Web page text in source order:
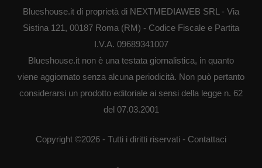
Blueshouse.it di proprietà di NEXTMEDIAWEB SRL - Via
Sistina 121, 00187 Roma (RM) - Codice Fiscale e Partita
I.V.A. 09689341007
Blueshouse.it non è una testata giornalistica, in quanto
viene aggiornato senza alcuna periodicità. Non può pertanto
considerarsi un prodotto editoriale ai sensi della legge n. 62
del 07.03.2001
Copyright ©2026 - Tutti i diritti riservati - Contattaci